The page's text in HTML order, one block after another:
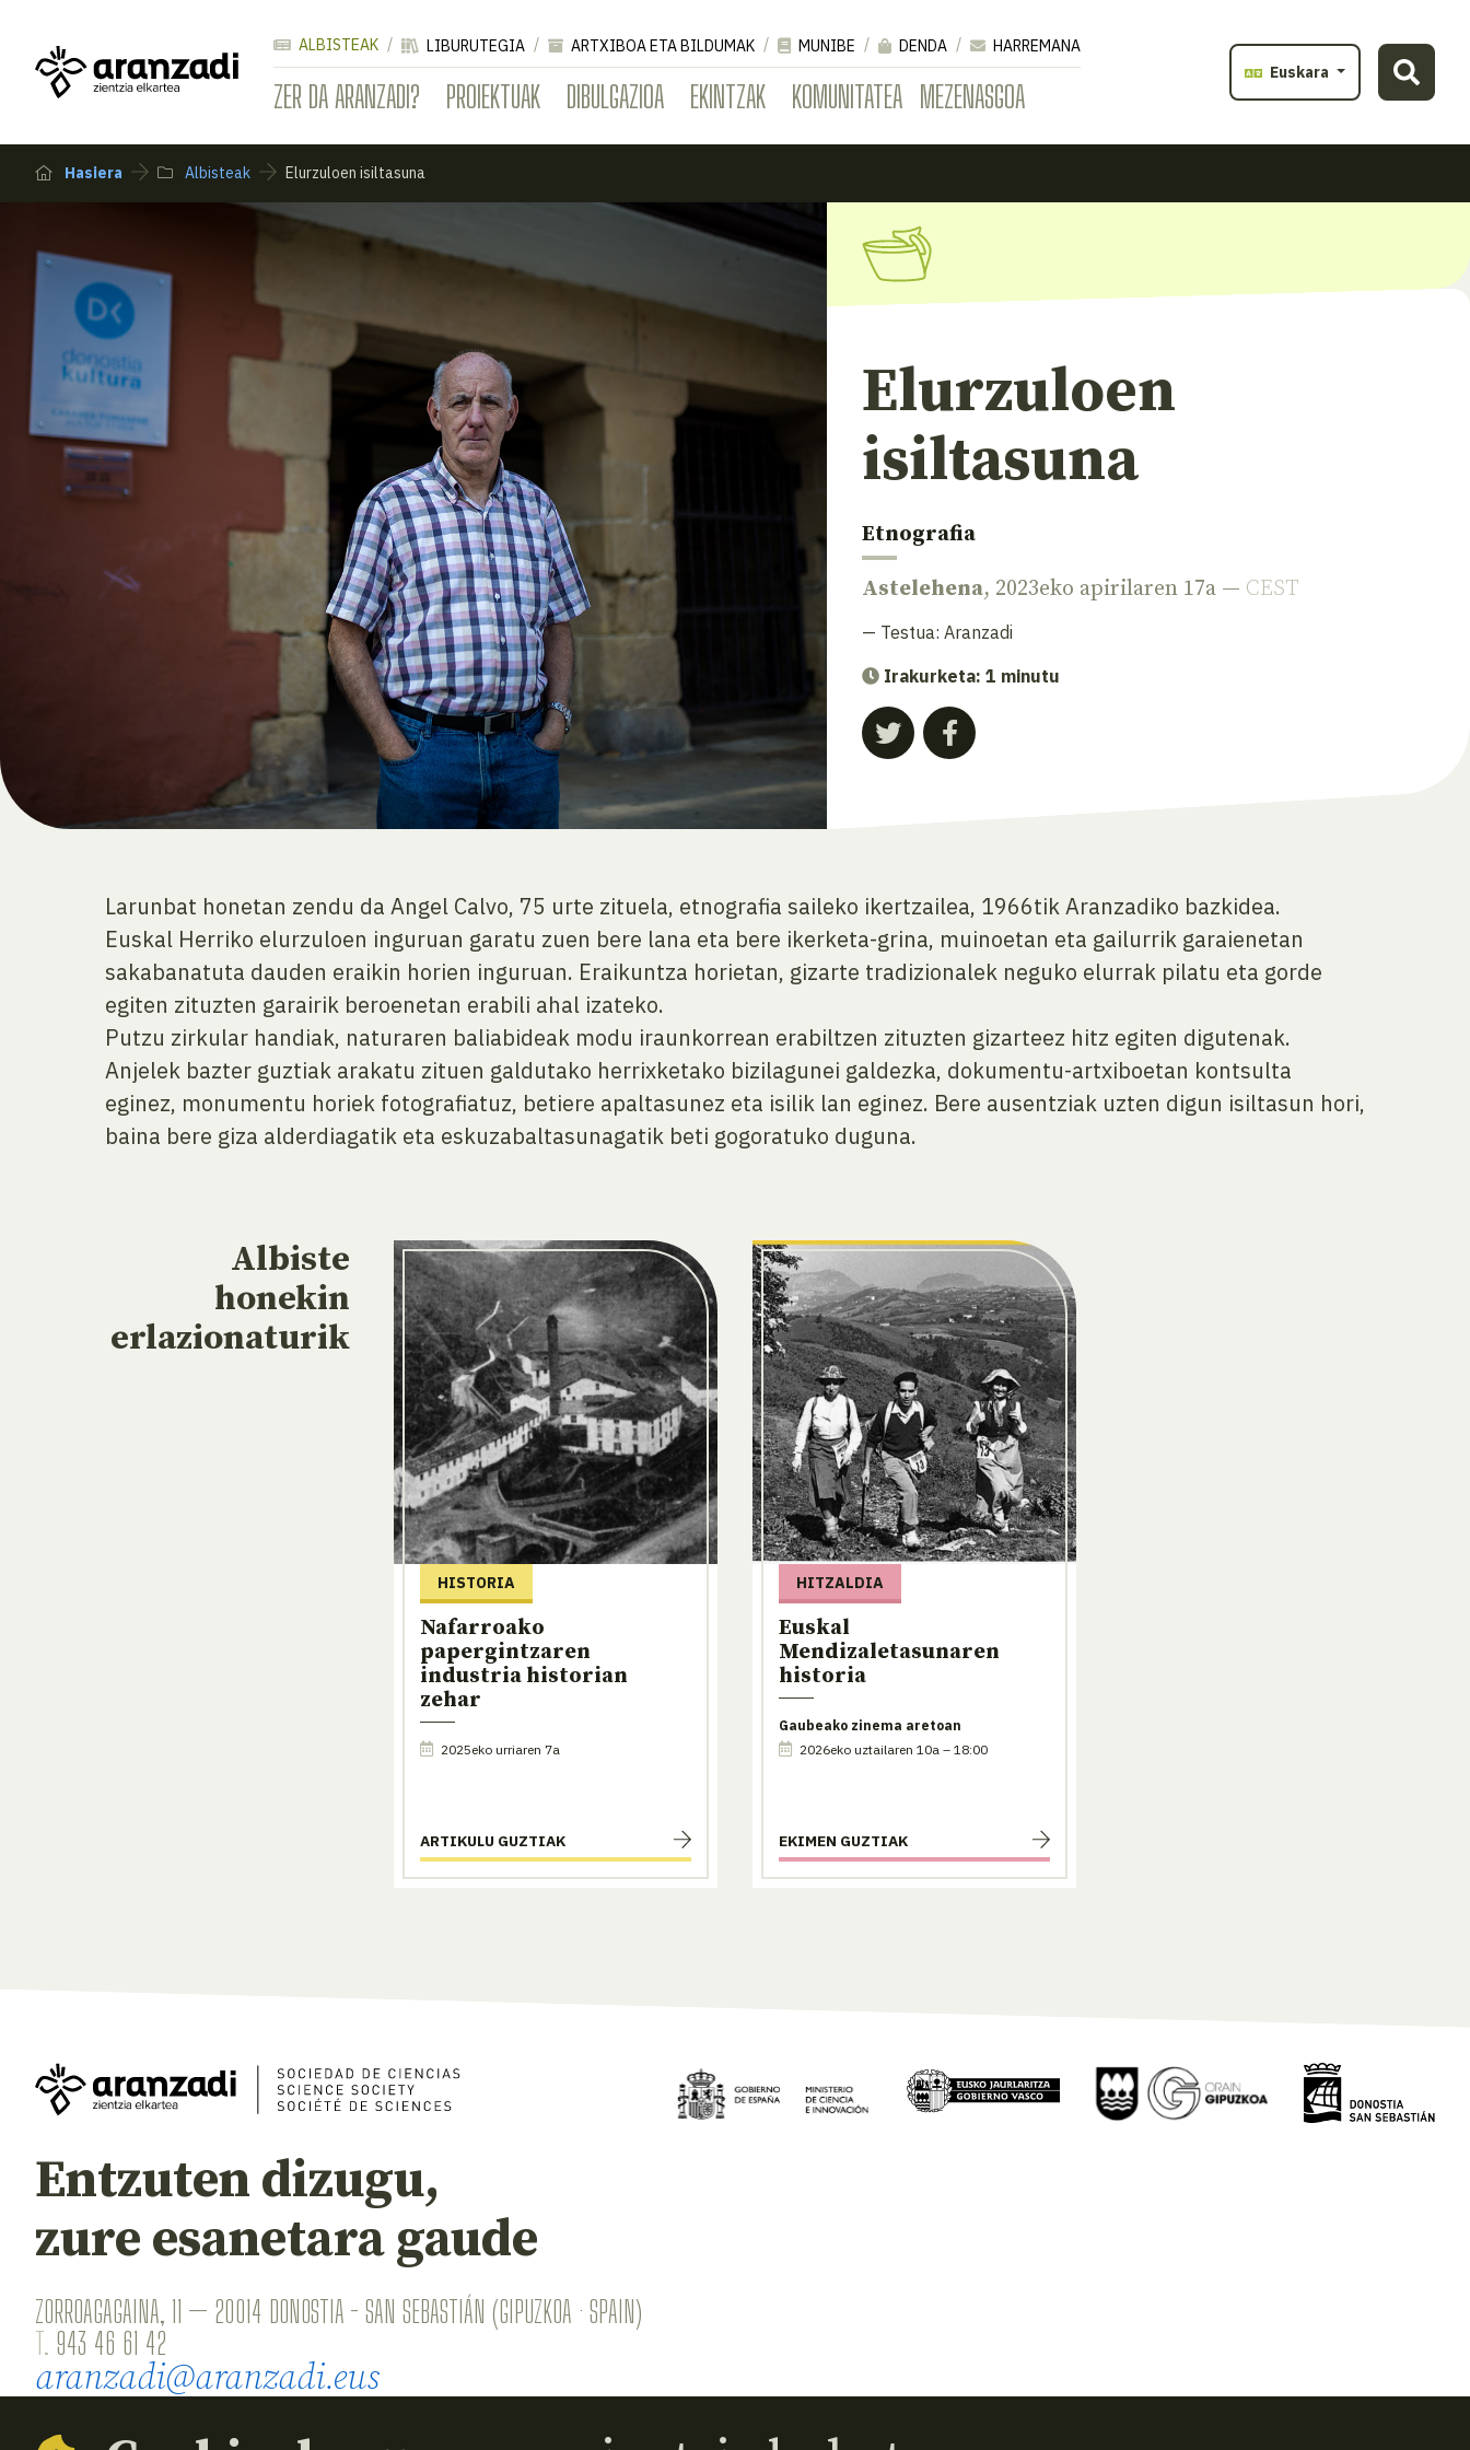
ZER DA ARANZADI? PROIEKTUAK DIBULGAZIOA EKINTZAK KOMUNITATEA MEZENASGOA
ALBISTEAK LIBURUTEGIA ARTXIBOA ETA BILDUMAK MUNIBE DENDA
HARREMANA
Euskara
Hasiera Albisteak Elurzuloen isiltasuna
Elurzuloen
isiltasuna
Etnografia
Astelehena, 2023eko apirilaren 17a — CEST
— Testua: Aranzadi
Irakurketa: 1 minutu
Larunbat honetan zendu da Angel Calvo, 75 urte zituela, etnografia saileko ikertzailea, 1966tik Aranzadiko bazkidea.
Euskal Herriko elurzuloen inguruan garatu zuen bere lana eta bere ikerketa-grina, muinoetan eta gailurrik garaienetan
sakabanatuta dauden eraikin horien inguruan. Eraikuntza horietan, gizarte tradizionalek neguko elurrak pilatu eta gorde
egiten zituzten garairik beroenetan erabili ahal izateko.
Putzu zirkular handiak, naturaren baliabideak modu iraunkorrean erabiltzen zituzten gizarteez hitz egiten digutenak.
Anjelek bazter guztiak arakatu zituen galdutako herrixketako bizilagunei galdezka, dokumentu-artxiboetan kontsulta
eginez, monumentu horiek fotografiatuz, betiere apaltasunez eta isilik lan eginez. Bere ausentziak uzten digun isiltasun hori,
baina bere giza alderdiagatik eta eskuzabaltasunagatik beti gogoratuko duguna.
Albiste
honekin
erlazionaturik
HISTORIA
Nafarroako
papergintzaren
industria historian
zehar
2025eko urriaren 7a
ARTIKULU GUZTIAK
HITZALDIA
Euskal
Mendizaletasunaren
historia
Gaubeako zinema aretoan
2026eko uztailaren 10a – 18:00
EKIMEN GUZTIAK
Entzuten dizugu,
zure esanetara gaude
ZORROAGAGAINA, 11 — 20014 DONOSTIA - SAN SEBASTIÁN (GIPUZKOA · SPAIN)
T. 943 46 61 42
aranzadi@aranzadi.eus